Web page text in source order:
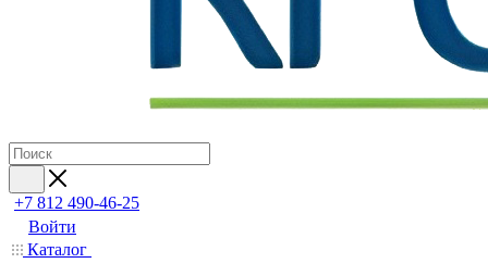
+7 812 490-46-25
Войти
Каталог